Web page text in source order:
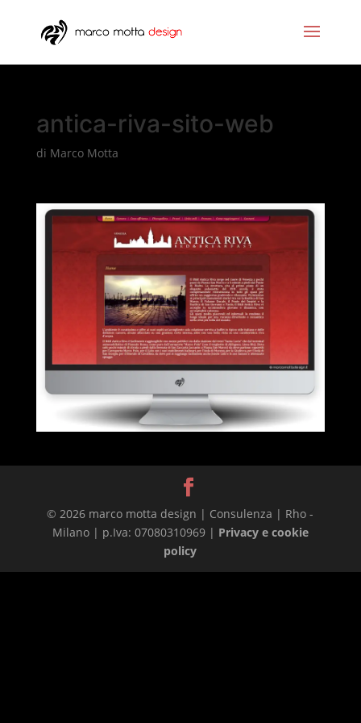
antica-riva-sito-web
di Marco Motta
© 2026 marco motta design | Consulenza | Rho -
Milano | p.Iva: 07080310969 | Privacy e cookie
policy